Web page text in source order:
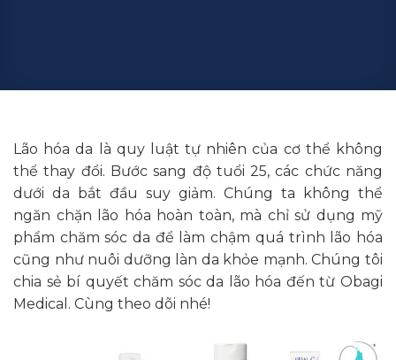
Lão hóa da là quy luật tự nhiên của cơ thể không
thể thay đổi. Bước sang độ tuổi 25, các chức năng
dưới da bắt đầu suy giảm. Chúng ta không thể
ngăn chặn lão hóa hoàn toàn, mà chỉ sử dụng mỹ
phẩm chăm sóc da để làm chậm quá trình lão hóa
cũng như nuôi dưỡng làn da khỏe mạnh. Chúng tôi
chia sẻ bí quyết chăm sóc da lão hóa đến từ Obagi
Medical. Cùng theo dõi nhé!